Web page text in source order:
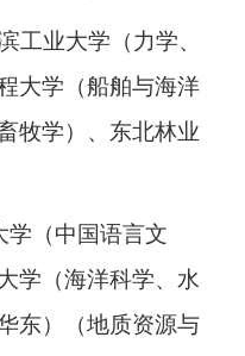
工业大学（力学、
大学（船舶与海洋
牧学）、东北林业
学（中国语言文
学（海洋科学、水
东）（地质资源与